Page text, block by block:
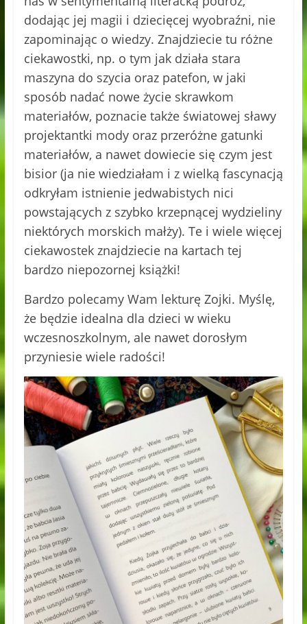
dodając jej magii i dziecięcej wyobraźni, nie
zapominając o wiedzy. Znajdziecie tu różne
ciekawostki, np. o tym jak działa stara
maszyna do szycia oraz patefon, w jaki
sposób nadać nowe życie skrawkom
materiałów, poznacie także światowej sławy
projektantki mody oraz przeróżne gatunki
materiałów, a nawet dowiecie się czym jest
bisior (ja nie wiedziałam i z wielką fascynacją
odkryłam istnienie jedwabistych nici
powstających z szybko krzepnącej wydzieliny
niektórych morskich małży). Te i wiele więcej
ciekawostek znajdziecie na kartach tej
bardzo niepozornej książki!
Bardzo polecamy Wam lekturę Zojki. Myślę,
że będzie idealna dla dzieci w wieku
wczesnoszkolnym, ale nawet dorosłym
przyniesie wiele radości!